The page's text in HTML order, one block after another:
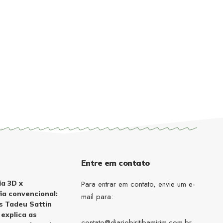
3D x
convencional:
Tadeu Sattin
as
Entre em contato
Para entrar em contato, envie um e-
mail para: